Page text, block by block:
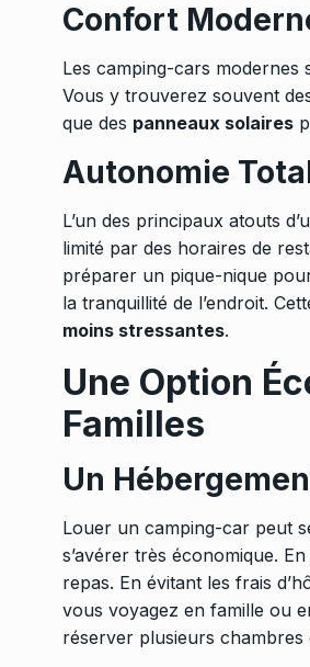
Confort
Les camping-cars
Vous y trouverez souvent
que des panneaux solaires
Autonomie
L’un des principaux atouts
limité par des horaires de
préparer un pique-nique
la tranquillité de l’endroit.
moins stressantes.
Une Option
Familles
Un
Louer un camping-car peut
s’avérer très économique.
repas. En évitant les frais
vous voyagez en famille ou
réserver plusieurs chambres